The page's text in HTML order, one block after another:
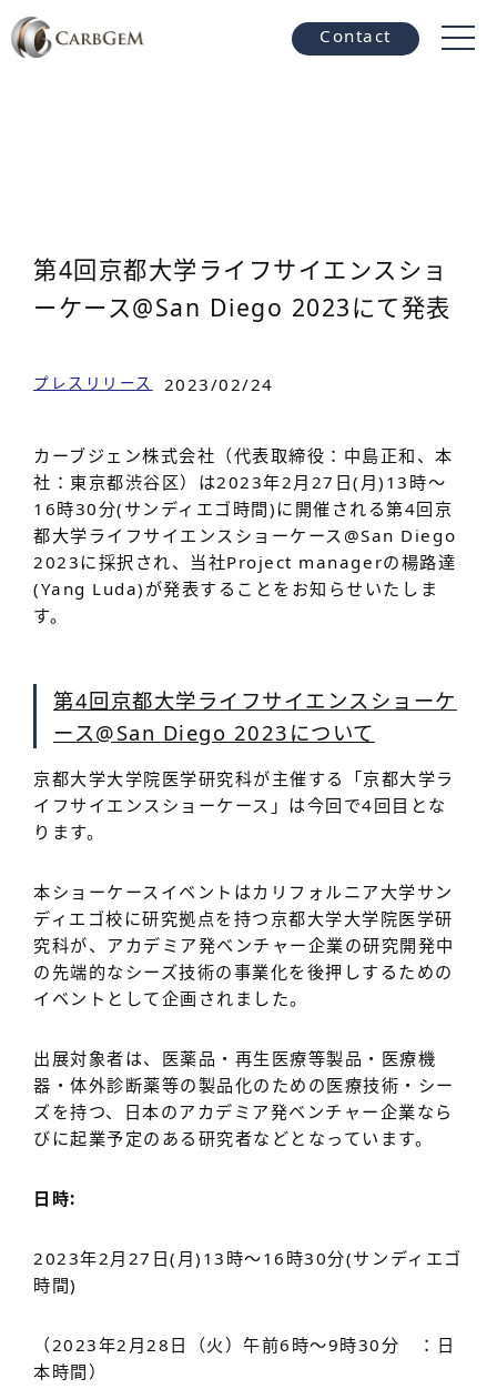
Contact
第4回京都大学ライフサイエンスショ
ーケース@San Diego 2023にて発表
プレスリリース 2023/02/24
カーブジェン株式会社（代表取締役：中島正和、本
社：東京都渋谷区）は2023年2月27日(月)13時〜
16時30分(サンディエゴ時間)に開催される第4回京
都大学ライフサイエンスショーケース@San Diego
2023に採択され、当社Project managerの楊路達
(Yang Luda)が発表することをお知らせいたしま
す。
第4回京都大学ライフサイエンスショーケ
ース@San Diego 2023について
京都大学大学院医学研究科が主催する「京都大学ラ
イフサイエンスショーケース」は今回で4回目とな
ります。
本ショーケースイベントはカリフォルニア大学サン
ディエゴ校に研究拠点を持つ京都大学大学院医学研
究科が、アカデミア発ベンチャー企業の研究開発中
の先端的なシーズ技術の事業化を後押しするための
イベントとして企画されました。
出展対象者は、医薬品・再生医療等製品・医療機
器・体外診断薬等の製品化のための医療技術・シー
ズを持つ、日本のアカデミア発ベンチャー企業なら
びに起業予定のある研究者などとなっています。
日時:
2023年2月27日(月)13時〜16時30分(サンディエゴ
時間)
（2023年2月28日（火）午前6時～9時30分 ：日
本時間）